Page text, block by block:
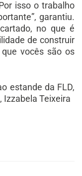
isso o trabalho
garantiu.
no que é
de construir
vocês são os
estande da FLD,
Teixeira